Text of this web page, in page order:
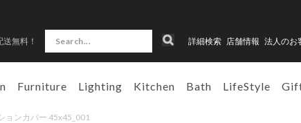
無料！ 詳細検索 店舗情報 法人のお
Furniture Lighting Kitchen Bath LifeStyle
ョンカバー 45x45_001